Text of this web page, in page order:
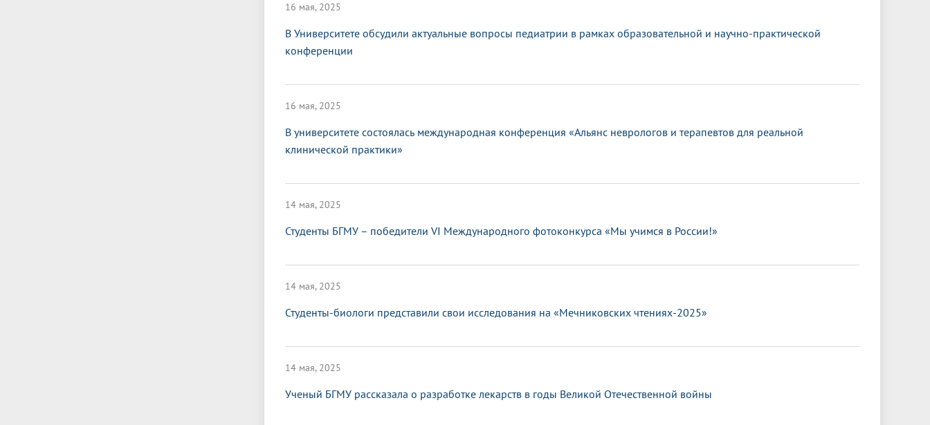
16 мая, 2025
В Университете обсудили актуальные вопросы педиатрии в рамках образовательной и научно-практической
конференции
16 мая, 2025
В университете состоялась международная конференция «Альянс неврологов и терапевтов для реальной
клинической практики»
14 мая, 2025
Студенты БГМУ – победители VI Международного фотоконкурса «Мы учимся в России!»
14 мая, 2025
Студенты-биологи представили свои исследования на «Мечниковских чтениях-2025»
14 мая, 2025
Ученый БГМУ рассказала о разработке лекарств в годы Великой Отечественной войны